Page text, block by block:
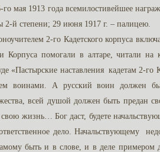
го мая 1913 года всемилостивейшее
й степени; 29 июня 1917 г. – палицею.
2-го Кадетского корпуса
Корпуса помогали в алтаре, читали
«Пастырские наставления кадетам 2-
воинами. А русский воин должен
всей душой должен быть предан
жизнь… Бог даст, будете
дело. Начальствующему
быть и в слове, и в деле примером